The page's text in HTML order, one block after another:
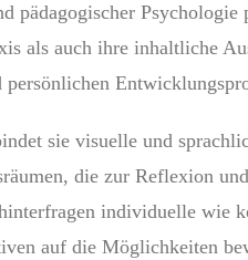
pädagogischer Psychologie
als auch ihre inhaltliche
sie visuelle und
die zur Reflexion
individuelle wie
auf die Möglichkeiten